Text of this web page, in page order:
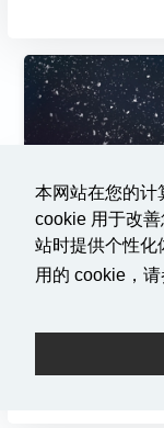
本网站在您的计
cookie 用于改
站时提供个性化
用的 cookie，
拯